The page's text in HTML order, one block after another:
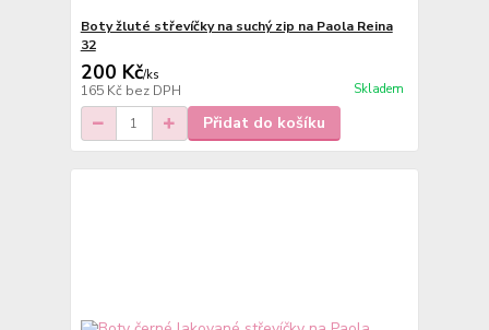
Boty žluté střevíčky na suchý zip na Paola Reina
32
200 Kč/ks
165 Kč bez DPH Skladem
Přidat do košíku